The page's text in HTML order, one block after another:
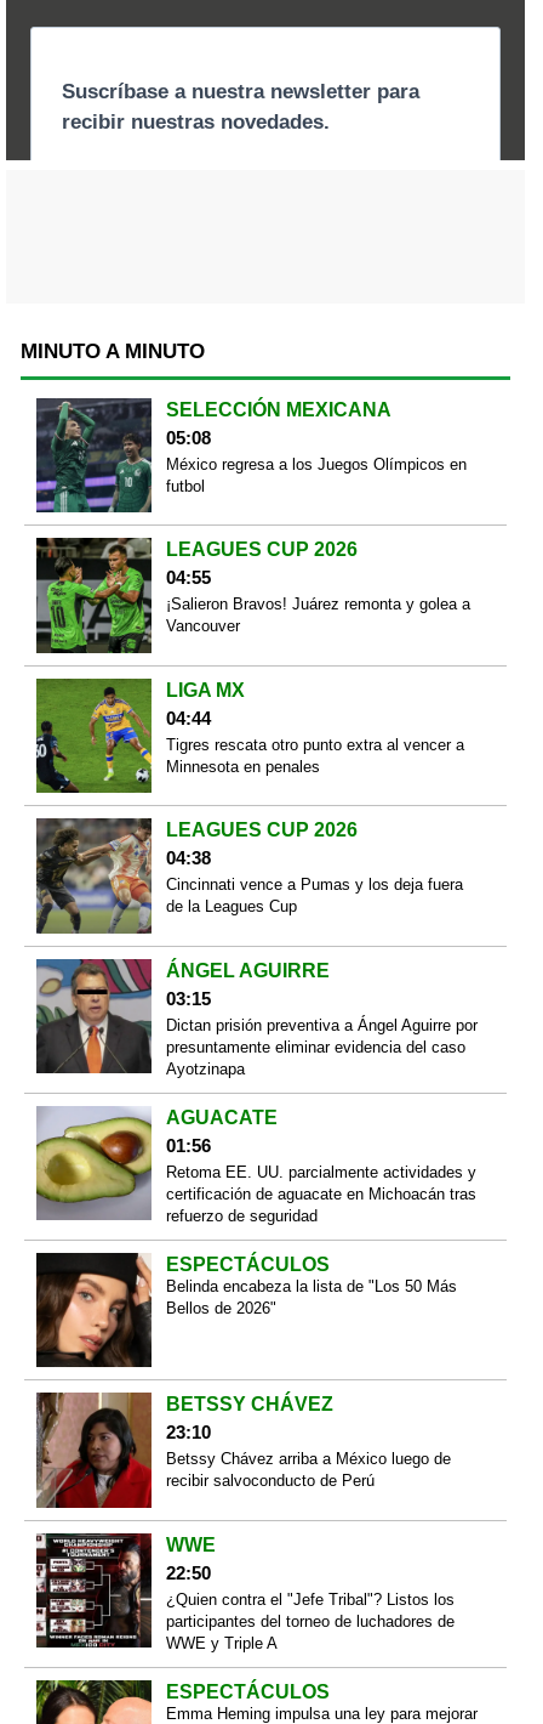
MINUTO A MINUTO
SELECCIÓN MEXICANA
05:08
México regresa a los Juegos Olímpicos en
futbol
LEAGUES CUP 2026
04:55
¡Salieron Bravos! Juárez remonta y golea a
Vancouver
LIGA MX
04:44
Tigres rescata otro punto extra al vencer a
Minnesota en penales
LEAGUES CUP 2026
04:38
Cincinnati vence a Pumas y los deja fuera
de la Leagues Cup
ÁNGEL AGUIRRE
03:15
Dictan prisión preventiva a Ángel Aguirre por
presuntamente eliminar evidencia del caso
Ayotzinapa
AGUACATE
01:56
Retoma EE. UU. parcialmente actividades y
certificación de aguacate en Michoacán tras
refuerzo de seguridad
ESPECTÁCULOS
Belinda encabeza la lista de "Los 50 Más
Bellos de 2026"
BETSSY CHÁVEZ
23:10
Betssy Chávez arriba a México luego de
recibir salvoconducto de Perú
WWE
22:50
¿Quien contra el "Jefe Tribal"? Listos los
participantes del torneo de luchadores de
WWE y Triple A
ESPECTÁCULOS
Emma Heming impulsa una ley para mejorar